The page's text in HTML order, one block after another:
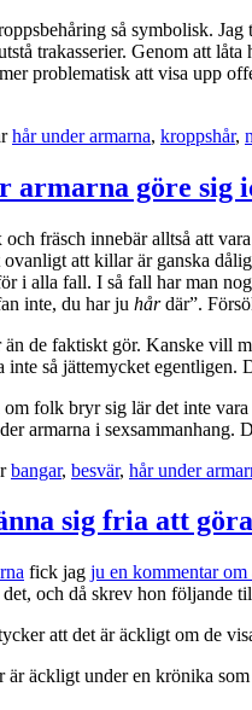
så symbolisk.
trakasserier. Genom att
problematisk att visa upp
hår under armarna, kroppshår,
armarna göre sig
fräsch innebär alltså att
att killar är ganska
i alla fall. I så fall har man
inte, du har ju hårdär”.
de faktiskt gör. Kanske vill
så jättemycket
folk bryr sig lär det inte
armarna i sexsammanhang.
bangar, besvär, hår under
sig fria att
fick jag ju en kommentar om
och då skrev hon följande
att det är äckligt om de
äckligt under en krönika